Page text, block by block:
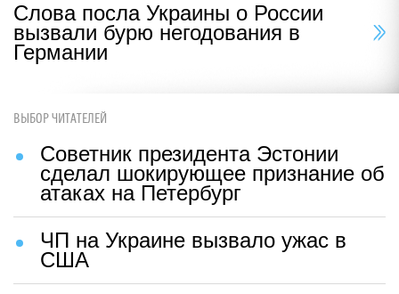
Слова посла Украины о России
вызвали бурю негодования в
Германии
ВЫБОР ЧИТАТЕЛЕЙ
Советник президента Эстонии
сделал шокирующее признание об
атаках на Петербург
ЧП на Украине вызвало ужас в
США